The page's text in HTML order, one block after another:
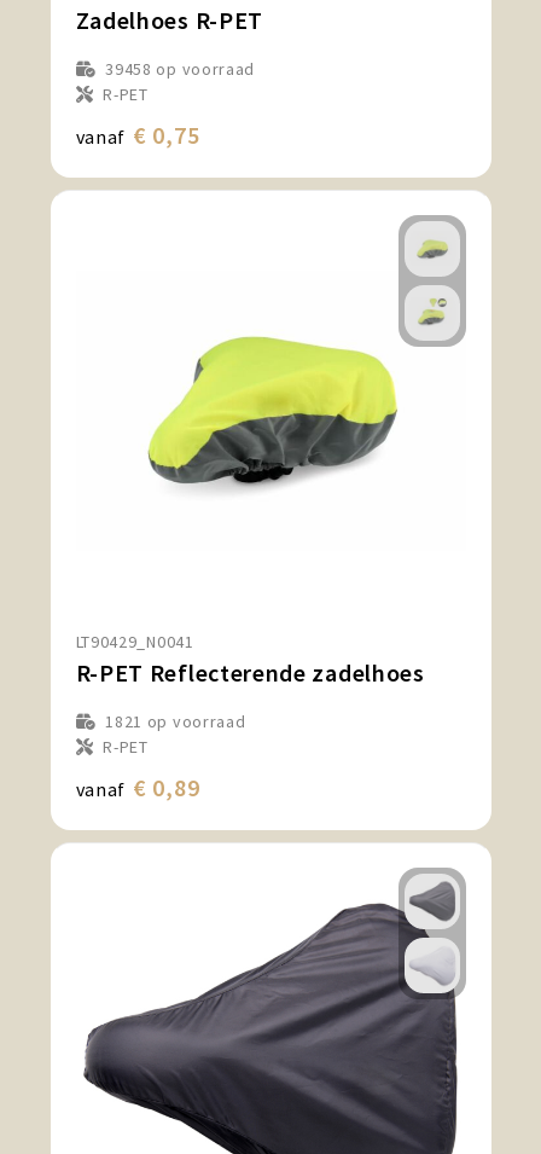
Zadelhoes R-PET
39458 op voorraad
R-PET
vanaf € 0,75
LT90429_N0041
R-PET Reflecterende zadelhoes
1821 op voorraad
R-PET
vanaf € 0,89